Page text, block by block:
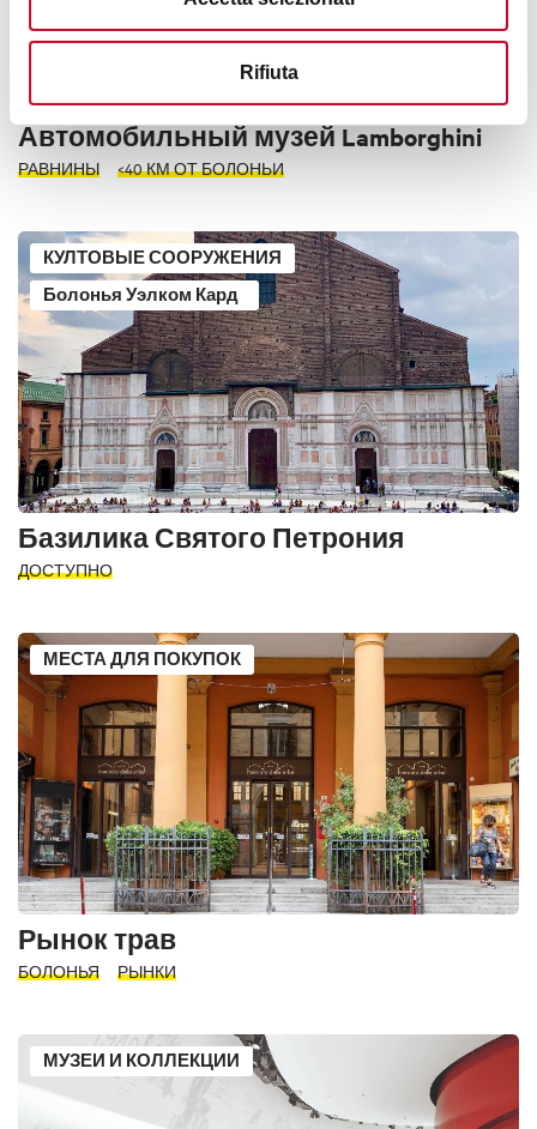
Rifiuta
Автомобильный музей Lamborghini
РАВНИНЫ <40 КМ ОТ БОЛОНЬИ
КУЛТОВЫЕ СООРУЖЕНИЯ
Болонья Уэлком Кард
Базилика Святого Петрония
ДОСТУПНО
МЕСТА ДЛЯ ПОКУПОК
Рынок трав
БОЛОНЬЯ РЫНКИ
МУЗЕИ И КОЛЛЕКЦИИ